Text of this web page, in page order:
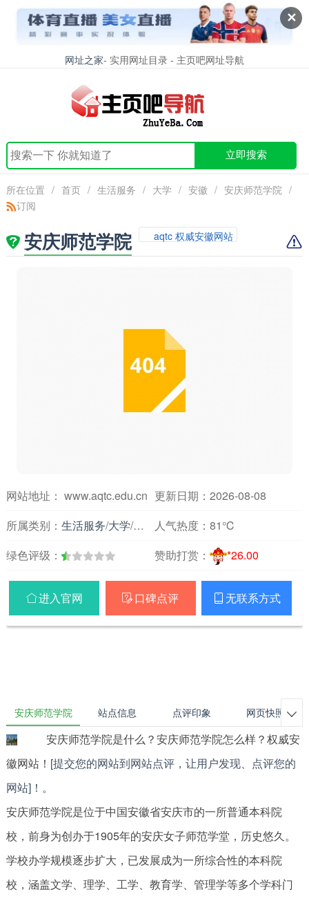
✕
网址之家- 实用网址目录 - 主页吧网址导航
立即搜索
所在位置 / 首页 / 生活服务 / 大学 / 安徽 / 安庆师范学院 /
订阅
安庆师范学院 aqtc 权威安徽网站
网站地址： www.aqtc.edu.cn 更新日期：2026-08-08
所属类别： 生活服务/大学/安徽 人气热度： 81℃
绿色评级：
赞助打赏： *26.00
进入官网  口碑点评  无联系方式
安庆师范学院 站点信息 点评印象 网页快照 
安庆师范学院是什么？安庆师范学院怎么样？权威安
徽网站！ [提交您的网站到网站点评，让用户发现、点评您的
网站]！ 。
安庆师范学院是位于中国安徽省安庆市的一所普通本科院
校，前身为创办于1905年的安庆女子师范学堂，历史悠久。
学校办学规模逐步扩大，已发展成为一所综合性的本科院
校，涵盖文学、理学、工学、教育学、管理学等多个学科门